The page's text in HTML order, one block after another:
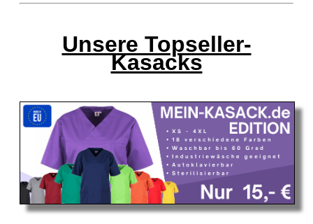
Unsere Topseller-
Kasacks